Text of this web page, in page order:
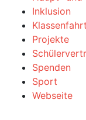
Inklusion
Projekte
Spenden
Sport
Webseite